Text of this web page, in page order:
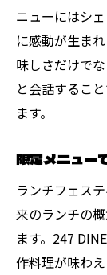
ニューにはシ
に感動が生ま
味しさだけで
と会話するこ
ます。
限定メニュー
ランチフェス
来のランチの
ます。247
作料理が味わ